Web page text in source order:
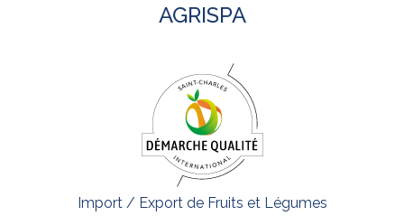
AGRISPA
Import / Export de Fruits et Légumes